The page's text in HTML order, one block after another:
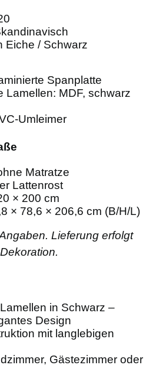
Eiche / Schwarz
Spanplatte
Lamellen: MDF, schwarz
Umleimer
Matratze
Lattenrost
× 200 cm
× 78,6 × 206,6 cm (B/H/L)
Lieferung erfolgt
in Schwarz –
Design
mit langlebigen
Gästezimmer oder